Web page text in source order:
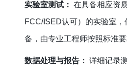
实验室测试： 在具备相应资
FCC/ISED认可）的实验室
备，由专业工程师按照标准要
数据处理与报告： 详细记录